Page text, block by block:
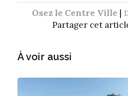
Osez le Centre Ville |
Partager cet
À voir aussi